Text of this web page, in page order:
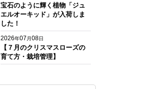
宝石のように輝く植物「ジュ
エルオーキッド」が入荷しま
した！
2026年07 月08日
【７月のクリスマスローズの
育て方・栽培管理】